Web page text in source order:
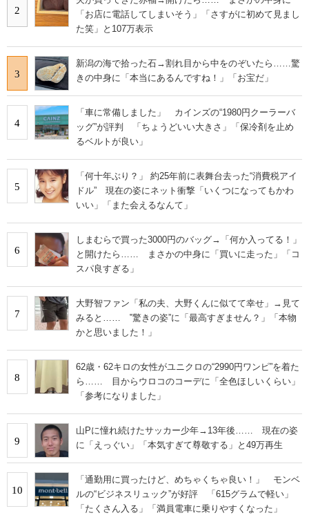
2
「お店に電話してしまいそう」「さすがに初めて見まし
た笑」と107万表示
3
新潟の海で拾った石→割れ目から中をのぞいたら……驚
きの中身に「本当にあるんですね！」「お宝だ」
4
「車に常備しました」 カインズの“1980円クーラーバ
ッグ”が評判 「ちょうどいい大きさ」「保冷剤を止め
るベルトが良い」
5
「何十年ぶり？」 約25年前に表舞台去った“消費税アイ
ドル” 現在の姿にネット衝撃「いくつになってもかわ
いい」「また会えるなんて」
6
しまむらで買った3000円のバッグ→「何か入ってる！」
と開けたら…… まさかの中身に「買いに走った」「コ
スパ良すぎる」
7
大野智ファン「私の夫、大野くんに似てて幸せ」→見て
みると…… ‟驚きの姿”に「最高すぎません？」「本物
かと思いました！」
8
62歳・62キロの女性がユニクロの“2990円ワンピ”を着た
ら…… 目からウロコのコーデに「全色ほしいくらい」
「参考になりました」
9
山Pに憧れ続けたサッカー少年→13年後…… 現在の姿
に「えっぐい」「本気すぎて尊敬する」と49万再生
10
「通勤用に買ったけど、めちゃくちゃ良い！」 モンベ
ルの“ビジネスリュック”が好評 「615グラムで軽い」
「たくさん入る」「満員電車に乗りやすくなった」